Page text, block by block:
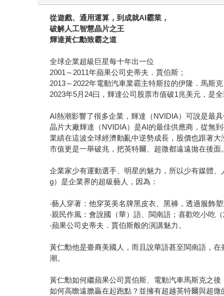
從遊戲、通用運算，到成就AI霸業，
破解人工智慧晶片之王
輝達黃仁勳致霸之道
全球企業超級巨星每十年出一位
2001～2011年蘋果公司史蒂夫．賈伯斯；
2013～2022年電動汽車業霸主特斯拉的伊隆．馬斯克
2023年5月24曰，輝達公司股票市值破1兆美元，是
AI熱潮影響了很多企業，輝達（NVIDIA）可說是最具
晶片大廠輝達（NVIDIA）是AI的最佳供應商，從無
業績在這波全球經濟動亂中逆勢成長，股價也跟著大
市值更是一舉破兆，把英特爾、超微都遠遠拋在後面。
企業家少有運動選手、明星的魅力，所以少有媒體
g）是企業界的超級藝人，因為：
‧藝人穿著：他穿英美名牌黑皮衣、黑褲，透過服飾
‧親民作風：會說國（華）語、閩南語；喜歡吃小吃
‧蘋果公司史蒂夫．賈伯斯般的演講魅力。
黃仁勳他是臺裔美國人，而且說華語甚至閩南語，
潮。
黃仁勳如何繼蘋果公司賈伯斯、電動汽車馬斯克之後
如何高瞻遠膽贏在起跑點？並擁有超越英特爾與超微